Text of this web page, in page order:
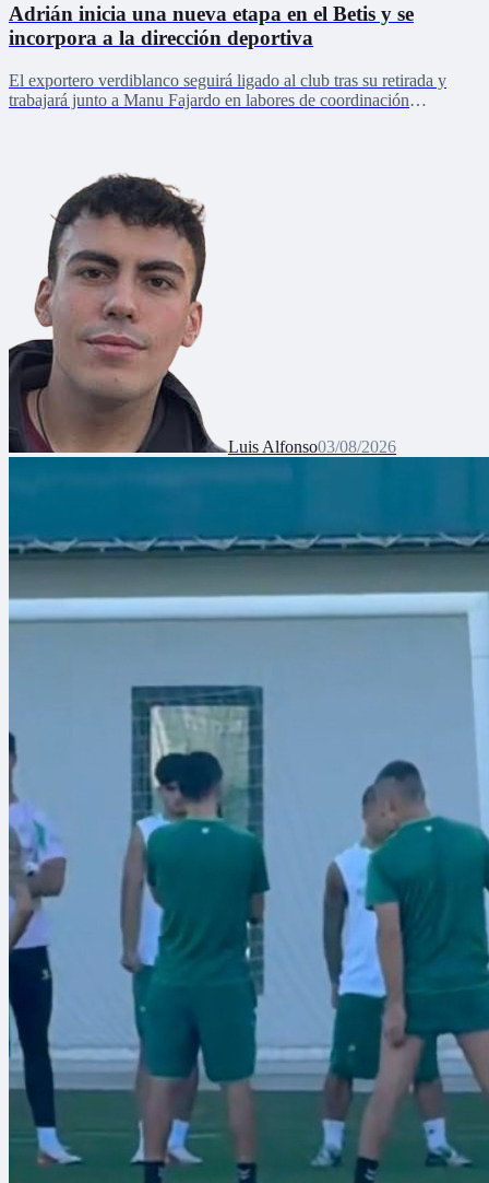
Adrián inicia una nueva etapa en el Betis y se
incorpora a la dirección deportiva
El exportero verdiblanco seguirá ligado al club tras su retirada y
trabajará junto a Manu Fajardo en labores de coordinación
Luis Alfonso03/08/2026